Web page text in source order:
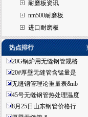
耐磨板资讯
nm500耐磨板
进口耐磨板
热点排行
20G锅炉用无缝钢管规格
20#厚壁无缝管含锰量是
无缝钢管理论重量表&nb
45号无缝钢管热处理温度
8月25日山东钢管价格行